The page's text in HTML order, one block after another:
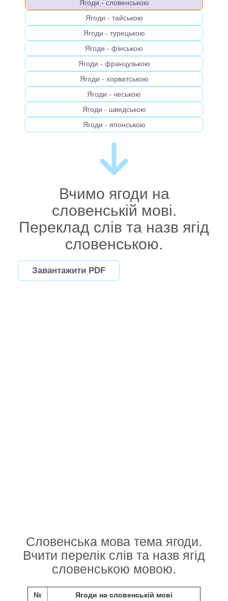
Ягоди - словенською
Ягоди - тайською
Ягоди - турецькою
Ягоди - фінською
Ягоди - французькою
Ягоди - хорватською
Ягоди - чеською
Ягоди - шведською
Ягоди - японською
Вчимо ягоди на
словенській мові.
Переклад слів та назв ягід
словенською.
Завантажити PDF
Словенська мова тема ягоди.
Вчити перелік слів та назв ягід
словенською мовою.
№ Ягоди на словенській мові